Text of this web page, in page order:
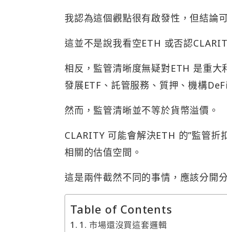
我認為這個觀點很有啟發性，但結論
這並不是說我看空ETH 或否認
相反，監管清晰度無疑對ETH 是重
發展ETF、託管服務、質押、機構
然而，監管清晰並不等於貨幣溢價。
CLARITY 可能會解決ETH 的”監管折
相關的估值空間。
這是兩件截然不同的事情，應該分開
Table of Contents
1. 市場還沒買這套邏輯